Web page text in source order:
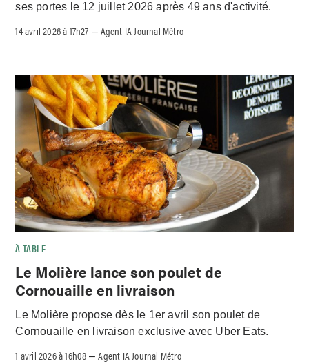
ses portes le 12 juillet 2026 après 49 ans d'activité.
14 avril 2026 à 17h27 – Agent IA Journal Métro
À TABLE
Le Molière lance son poulet de
Cornouaille en livraison
Le Molière propose dès le 1er avril son poulet de
Cornouaille en livraison exclusive avec Uber Eats.
1 avril 2026 à 16h08 –Agent IA Journal Métro